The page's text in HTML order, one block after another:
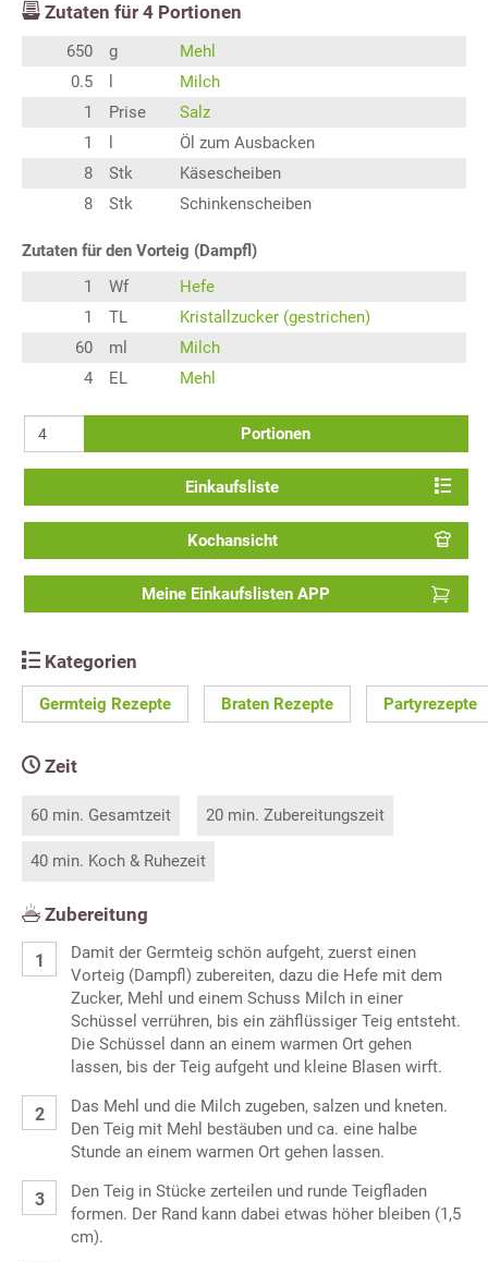
Zutaten für 4 Portionen
650 g
Mehl
0.5
Milch
1
Prise
Salz
1
Öl zum Ausbacken
8
Stk
Käsescheiben
8
Stk Schinkenscheiben
Zutaten für den Vorteig (Dampfl)
1
Wf
Hefe
1
TL
Kristallzucker (gestrichen)
60
ml
Milch
4
EL Mehl
Portionen
Einkaufsliste
Kochansicht
Meine Einkaufslisten APP
Kategorien
Germteig Rezepte Braten Rezepte Partyrezepte
Zeit
60 min. Gesamtzeit 20 min. Zubereitungszeit
40 min. Koch & Ruhezeit
Zubereitung
Damit der Germteig schön aufgeht, zuerst einen
Vorteig (Dampfl) zubereiten, dazu die Hefe mit dem
Zucker, Mehl und einem Schuss Milch in einer
Schüssel verrühren, bis ein zähflüssiger Teig entsteht.
Die Schüssel dann an einem warmen Ort gehen
lassen, bis der Teig aufgeht und kleine Blasen wirft.
Das Mehl und die Milch zugeben, salzen und kneten.
Den Teig mit Mehl bestäuben und ca. eine halbe
Stunde an einem warmen Ort gehen lassen.
Den Teig in Stücke zerteilen und runde Teigfladen
formen. Der Rand kann dabei etwas höher bleiben (1,5
cm).